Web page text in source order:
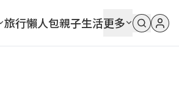
旅行懶人包親子生活更多